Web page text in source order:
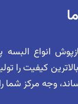
انواع
کیفیت را
وجه مرکز شما